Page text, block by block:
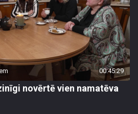
00:45:29
novērtē vien namatēva